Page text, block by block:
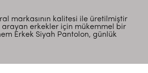
markasının kalitesi ile üretilmiştir
erkekler için mükemmel bir
Erkek Siyah Pantolon, günlük